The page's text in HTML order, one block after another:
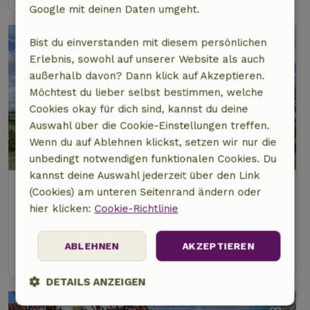
Naturhäuschen in Veurne
6 km Abstand vom Zentrum von Veurne
Ansehen
Google mit deinen Daten umgeht.
Bist du einverstanden mit diesem persönlichen
Erlebnis, sowohl auf unserer Website als auch
außerhalb davon? Dann klick auf Akzeptieren.
Möchtest du lieber selbst bestimmen, welche
Cookies okay für dich sind, kannst du deine
Auswahl über die Cookie-Einstellungen treffen.
Wenn du auf Ablehnen klickst, setzen wir nur die
unbedingt notwendigen funktionalen Cookies. Du
kannst deine Auswahl jederzeit über den Link
(Cookies) am unteren Seitenrand ändern oder
hier klicken: Cookie-Richtlinie
AKZEPTIEREN
ABLEHNEN
DETAILS ANZEIGEN